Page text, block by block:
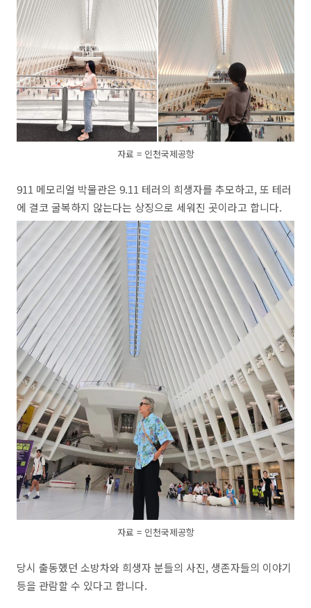
자료 = 인천국제공항
911 메모리얼 박물관은 9.11 테러의 희생자를 추모하고, 또 테러
에 결코 굴복하지 않는다는 상징으로 세워진 곳이라고 합니다.
자료 = 인천국제공항
당시 출동했던 소방차와 희생자 분들의 사진, 생존자들의 이야기
등을 관람할 수 있다고 합니다.